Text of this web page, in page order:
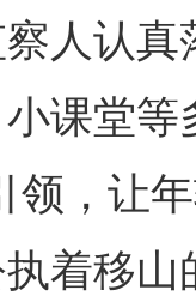
认真
课堂等
领，让
着移